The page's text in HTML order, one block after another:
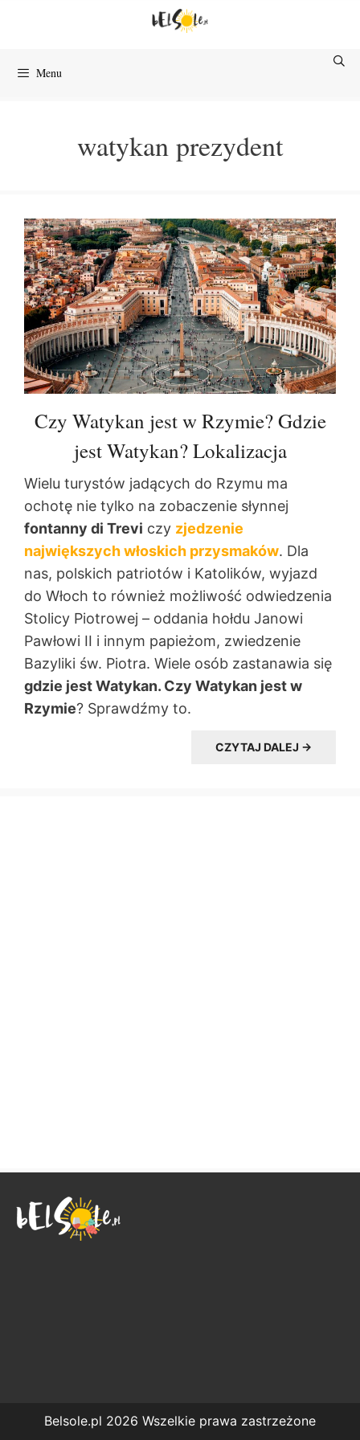
Menu
watykan prezydent
Czy Watykan jest w Rzymie? Gdzie
jest Watykan? Lokalizacja
Wielu turystów jadących do Rzymu ma
ochotę nie tylko na zobaczenie słynnej
fontanny di Trevi czy zjedzenie
największych włoskich przysmaków. Dla
nas, polskich patriotów i Katolików, wyjazd
do Włoch to również możliwość odwiedzenia
Stolicy Piotrowej – oddania hołdu Janowi
Pawłowi II i innym papieżom, zwiedzenie
Bazyliki św. Piotra. Wiele osób zastanawia się
gdzie jest Watykan. Czy Watykan jest w
Rzymie? Sprawdźmy to.
CZYTAJ DALEJ →
Belsole.pl 2026 Wszelkie prawa zastrzeżone